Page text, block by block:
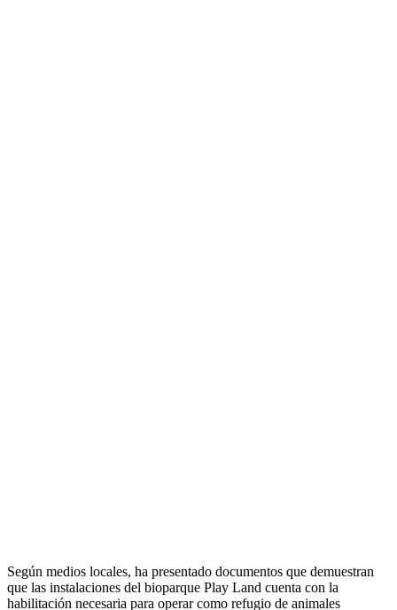
Según medios locales, ha presentado documentos que demuestran
que las instalaciones del bioparque Play Land cuenta con la
habilitación necesaria para operar como refugio de animales